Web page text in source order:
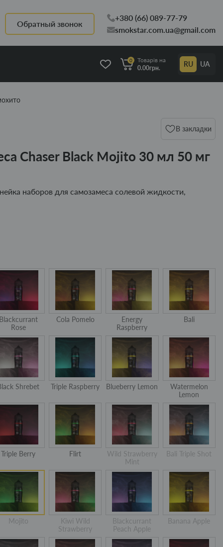
Обратный звонок
+380 (66) 089-77-79
smokstar.com.ua@gmail.com
0
Товарів на
0.00грн.
RU UA
В закладки
Chaser Black Mojito 30 мл 50 мг
наборов для самозамеса солевой жидкости,
Blackcurrant
Rose
Cola Pomelo
Energy
Raspberry
Bali
Shrebet Triple Raspberry Blueberry Lemon
Watermelon
Lemon
Triple Berry Flirt
Wild Strawberry
Mint
Bali Triple Shot
Mojito
Kiwi Wild
Strawberry
Blackcurrant
Peach Apple
Banana Apple